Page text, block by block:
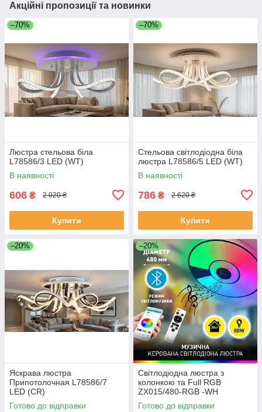
Акційні пропозиції та новинки
–70%
Люстра стельова біла
L78586/3 LED (WT)
В наявності
606 ₴ 2 020 ₴
Купити
–70%
Стельова світлодіодна біла
люстра L78586/5 LED (WT)
В наявності
786 ₴ 2 620 ₴
Купити
–20%
Яскрава люстра
Припотолочная L78586/7
LED (CR)
Готово до відправки
–20%
Світлодіодна люстра з
колонкою та Full RGB
ZX015/480-RGB -WH
Готово до відправки